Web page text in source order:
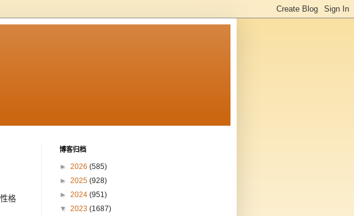
格
博客归档
► 2026 (585)
► 2025 (928)
► 2024 (951)
▼ 2023 (1687)